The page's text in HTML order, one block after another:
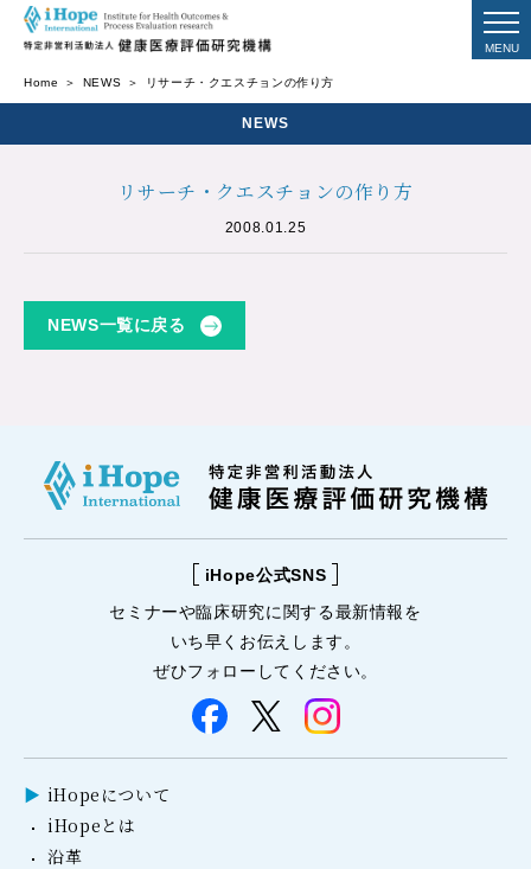
Home NEWS リサーチ・クエスチョンの作り方
NEWS
リサーチ・クエスチョンの作り方
2008.01.25
NEWS一覧に戻る
iHope公式SNS
セミナーや臨床研究に関する最新情報を
いち早くお伝えします。
ぜひフォローしてください。
iHopeについて
iHopeとは
沿革